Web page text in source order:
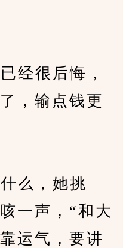
很后悔，
，输点钱更
，她挑
一声，“和大
运气，要讲